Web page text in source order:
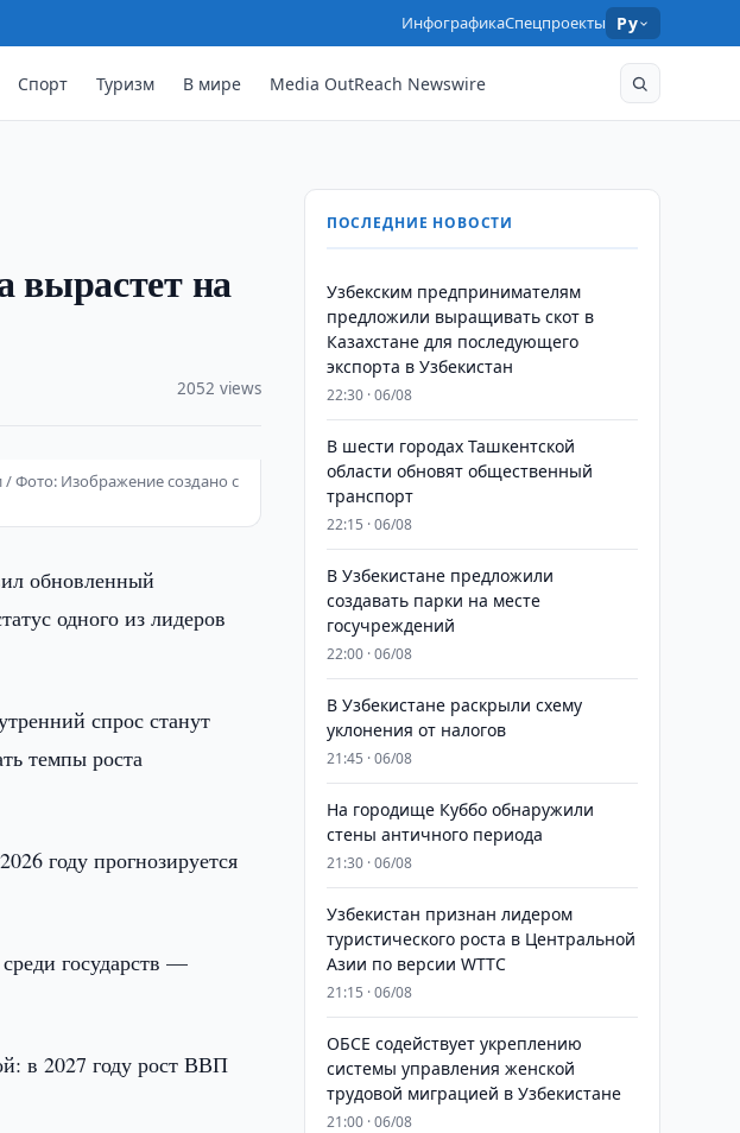
ИнфографикаСпецпроекты Ру
Спорт Туризм В мире Media OutReach Newswire
вырастет на
2052 views
/ Фото: Изображение создано с
обновленный
одного из лидеров
спрос станут
темпы роста
году прогнозируется
государств —
в 2027 году рост ВВП
ПОСЛЕДНИЕ НОВОСТИ
Узбекским предпринимателям
предложили выращивать скот в
Казахстане для последующего
экспорта в Узбекистан
22:30 · 06/08
В шести городах Ташкентской
области обновят общественный
транспорт
22:15 · 06/08
В Узбекистане предложили
создавать парки на месте
госучреждений
22:00 · 06/08
В Узбекистане раскрыли схему
уклонения от налогов
21:45 · 06/08
На городище Куббо обнаружили
стены античного периода
21:30 · 06/08
Узбекистан признан лидером
туристического роста в Центральной
Азии по версии WTTC
21:15 · 06/08
ОБСЕ содействует укреплению
системы управления женской
трудовой миграцией в Узбекистане
21:00 · 06/08